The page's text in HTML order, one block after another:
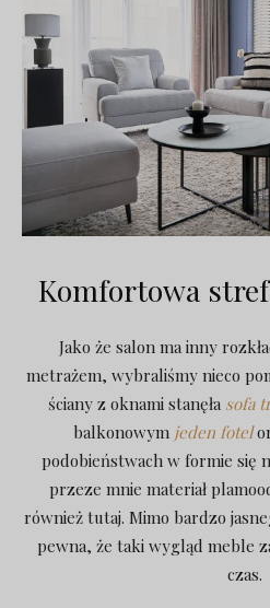
Komfortowa
Jako że salon ma inny
metrażem, wybraliśmy nieco
ściany z oknami stanęła sofa
balkonowym jeden fotel
podobieństwach w formie się
przeze mnie materiał
również tutaj. Mimo bardzo
pewna, że taki wygląd meble
czas.